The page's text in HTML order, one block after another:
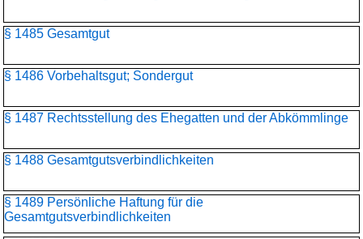
§ 1485 Gesamtgut
§ 1486 Vorbehaltsgut; Sondergut
§ 1487 Rechtsstellung des Ehegatten und der Abkömmlinge
§ 1488 Gesamtgutsverbindlichkeiten
§ 1489 Persönliche Haftung für die
Gesamtgutsverbindlichkeiten